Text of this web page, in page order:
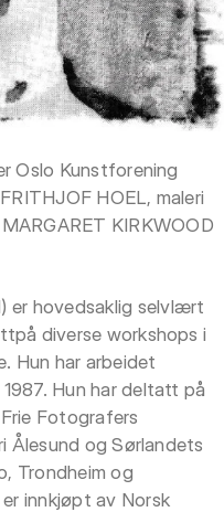
Oslo Kunstforening
HOEL, maleri
KIRKWOOD
er hovedsaklig selvlært
diverse workshops i
Hun har arbeidet
Hun har deltatt på
Fotografers
Ålesund og Sørlandets
Trondheim og
innkjøpt av Norsk